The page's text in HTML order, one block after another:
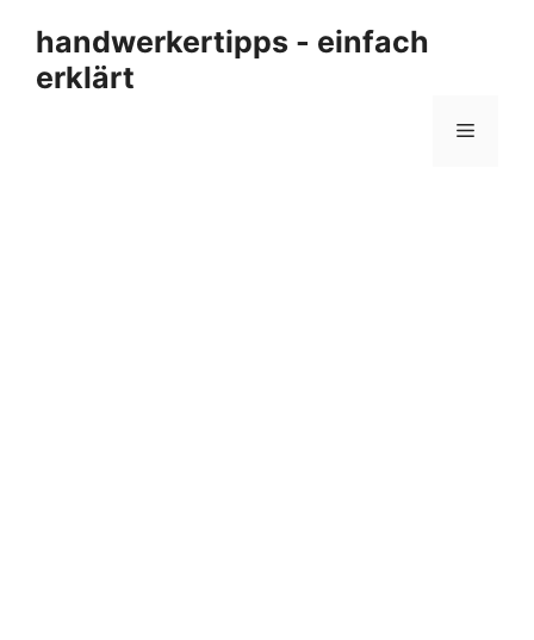
Inhalt
springen
handwerkertipps - einfach
erklärt
Menü